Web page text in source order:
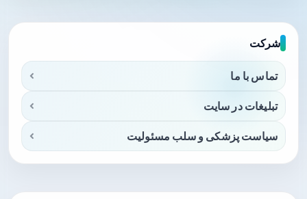
شرکت
تماس با ما
تبلیغات در سایت
سیاست پزشکی و سلب مسئولیت